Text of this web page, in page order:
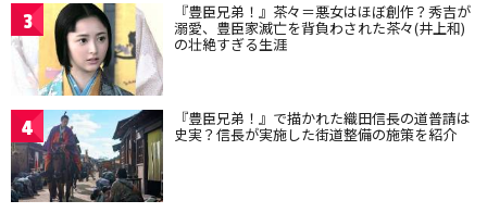
3 『豊臣兄弟！』茶々＝悪女はほぼ創作？秀吉が
溺愛、豊臣家滅亡を背負わされた茶々(井上和)
の壮絶すぎる生涯
4 『豊臣兄弟！』で描かれた織田信長の道普請は
史実？信長が実施した街道整備の施策を紹介